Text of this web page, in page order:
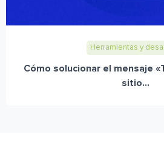
Herramientas y
Cómo solucionar el mensaje
sitio...